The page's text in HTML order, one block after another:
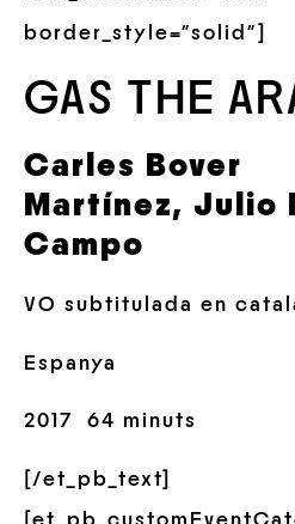
border_style=”solid”]
GAS THE
Carles Bover
Martínez, Julio
Campo
VO subtitulada en
Espanya
2017 64 minuts
[/et_pb_text]